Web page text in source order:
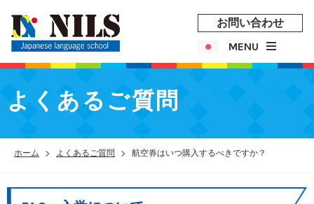
お問い合わせ
MENU
よくあるご質問
ホーム よくあるご質問 航空券はいつ購入するべきですか？